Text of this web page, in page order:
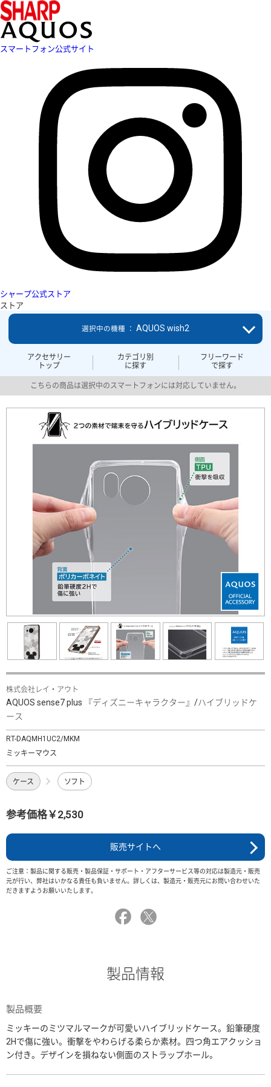
スマートフォン公式サイト
シャープ公式ストア
ストア
アクセサリー
トップ
カテゴリ別
に探す
フリーワード
で探す
選択中の機種 ： AQUOS wish2
こちらの商品は選択中のスマートフォンには対応していません。
株式会社レイ・アウト
AQUOS sense7 plus 『ディズニーキャラクター』/ハイブリッドケ
ース
RT-DAQMH1UC2/MKM
ミッキーマウス
ケース ソフト
参考価格￥2,530
販売サイトへ
ご注意：製品に関する販売・製品保証・サポート・アフターサービス等の対応は製造元・販売
元が行い、弊社はいかなる責任も負いません。詳しくは、製造元・販売元にお問い合わせいた
だきますようお願いいたします。
製品情報
製品概要
ミッキーのミツマルマークが可愛いハイブリッドケース。鉛筆硬度
2Hで傷に強い。衝撃をやわらげる柔らか素材。四つ角エアクッショ
ン付き。デザインを損ねない側面のストラップホール。